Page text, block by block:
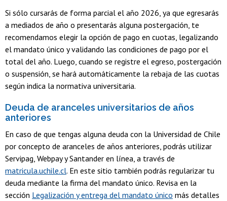
Si sólo cursarás de forma parcial el año 2026, ya que egresarás
a mediados de año o presentarás alguna postergación, te
recomendamos elegir la opción de pago en cuotas, legalizando
el mandato único y validando las condiciones de pago por el
total del año. Luego, cuando se registre el egreso, postergación
o suspensión, se hará automáticamente la rebaja de las cuotas
según indica la normativa universitaria.
Deuda de aranceles universitarios de años
anteriores
En caso de que tengas alguna deuda con la Universidad de Chile
por concepto de aranceles de años anteriores, podrás utilizar
Servipag, Webpay y Santander en línea, a través de
matricula.uchile.cl. En este sitio también podrás regularizar tu
deuda mediante la firma del mandato único. Revisa en la
sección Legalización y entrega del mandato único más detalles